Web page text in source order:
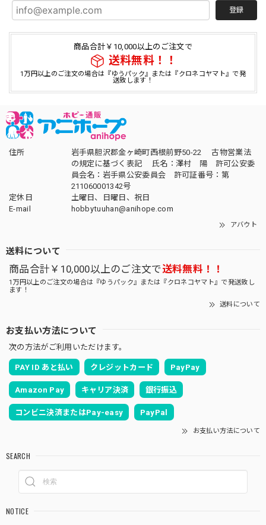
登録
商品合計￥10,000以上のご注文で
送料無料！！
1万円以上のご注文の場合は『ゆうパック』または『クロネコヤマト』で発
送致します！
住所
岩手県胆沢郡金ヶ崎町西根前野50-22 古物営業法
の規定に基づく表記 氏名：澤村 陽 許可公安委
員会名：岩手県公安委員会 許可証番号：第
211060001342号
定休日
土曜日、日曜日、祝日
E-mail
hobbytuuhan@anihope.com
アバウト
送料について
商品合計￥10,000以上のご注文で送料無料！！
1万円以上のご注文の場合は『ゆうパック』または『クロネコヤマト』で発送致し
ます！
送料について
お支払い方法について
次の方法がご利用いただけます。
PAY ID あと払い クレジットカード PayPay
Amazon Pay キャリア決済 銀行振込
コンビニ決済またはPay-easy PayPal
お支払い方法について
SEARCH
NOTICE